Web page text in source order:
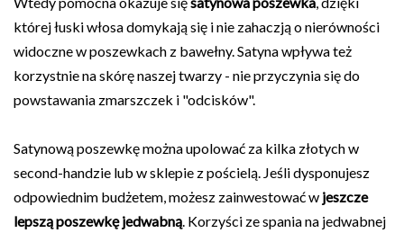
której łuski włosa domykają się i nie zahaczją o nierówności
widoczne w poszewkach z bawełny. Satyna wpływa też
korzystnie na skórę naszej twarzy - nie przyczynia się do
powstawania zmarszczek i "odcisków".
Satynową poszewkę można upolować za kilka złotych w
second-handzie lub w sklepie z pościelą. Jeśli dysponujesz
odpowiednim budżetem, możesz zainwestować w jeszcze
lepszą poszewkę jedwabną . Korzyści ze spania na jedwabnej